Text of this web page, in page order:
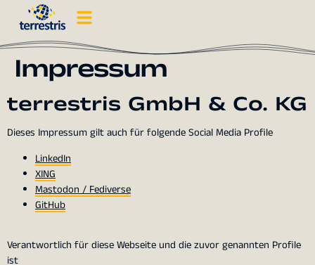
Impressum
terrestris GmbH & Co. KG
Dieses Impressum gilt auch für folgende Social Media Profile
LinkedIn
XING
Mastodon / Fediverse
GitHub
Verantwortlich für diese Webseite und die zuvor genannten Profile
ist